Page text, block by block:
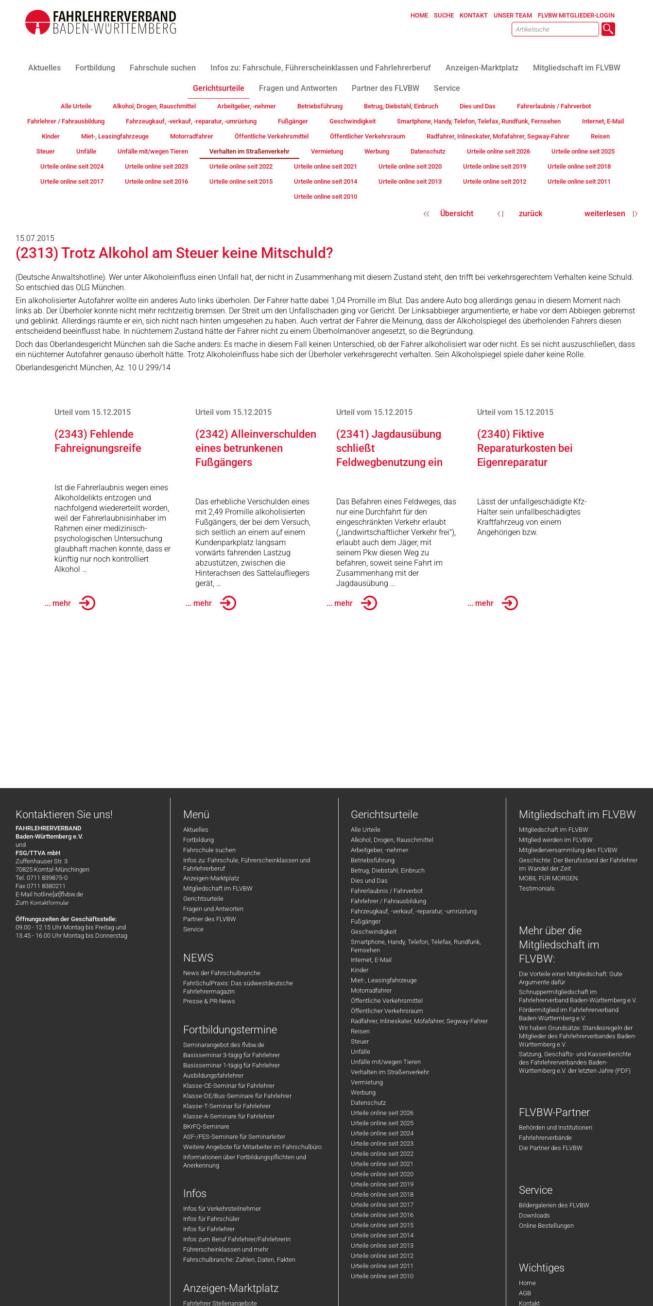
HOME SUCHE KONTAKT UNSER TEAM FLVBW MITGLIEDER-LOGIN
Aktuelles Fortbildung Fahrschule suchen Infos zu: Fahrschule, Führerscheinklassen und Fahrlehrerberuf Anzeigen-Marktplatz Mitgliedschaft im FLVBW
Gerichtsurteile Fragen und Antworten Partner des FLVBW Service
Alle Urteile Alkohol, Drogen, Rauschmittel Arbeitgeber, -nehmer Betriebsführung Betrug, Diebstahl, Einbruch Dies und Das Fahrerlaubnis / Fahrverbot
Fahrlehrer / Fahrausbildung Fahrzeugkauf, -verkauf, -reparatur, -umrüstung Fußgänger Geschwindigkeit Smartphone, Handy, Telefon, Telefax, Rundfunk, Fernsehen Internet, E-Mail
Kinder Miet-, Leasingfahrzeuge Motorradfahrer Öffentliche Verkehrsmittel Öffentlicher Verkehrsraum Radfahrer, Inlineskater, Mofafahrer, Segway-Fahrer Reisen
Steuer Unfälle Unfälle mit/wegen Tieren Verhalten im Straßenverkehr Vermietung Werbung Datenschutz Urteile online seit 2026 Urteile online seit 2025
Urteile online seit 2024 Urteile online seit 2023 Urteile online seit 2022 Urteile online seit 2021 Urteile online seit 2020 Urteile online seit 2019 Urteile online seit 2018
Urteile online seit 2017 Urteile online seit 2016 Urteile online seit 2015 Urteile online seit 2014 Urteile online seit 2013 Urteile online seit 2012 Urteile online seit 2011
Urteile online seit 2010
Übersicht zurück weiterlesen
15.07.2015
(2313) Trotz Alkohol am Steuer keine Mitschuld?
(Deutsche Anwaltshotline). Wer unter Alkoholeinfluss einen Unfall hat, der nicht in Zusammenhang mit diesem Zustand steht, den trifft bei verkehrsgerechtem Verhalten keine Schuld.
So entschied das OLG München.
Ein alkoholisierter Autofahrer wollte ein anderes Auto links überholen. Der Fahrer hatte dabei 1,04 Promille im Blut. Das andere Auto bog allerdings genau in diesem Moment nach
links ab. Der Überholer konnte nicht mehr rechtzeitig bremsen. Der Streit um den Unfallschaden ging vor Gericht. Der Linksabbieger argumentierte, er habe vor dem Abbiegen gebremst
und geblinkt. Allerdings räumte er ein, sich nicht nach hinten umgesehen zu haben. Auch vertrat der Fahrer die Meinung, dass der Alkoholspiegel des überholenden Fahrers diesen
entscheidend beeinflusst habe. In nüchternem Zustand hätte der Fahrer nicht zu einem Überholmanöver angesetzt, so die Begründung.
Doch das Oberlandesgericht München sah die Sache anders: Es mache in diesem Fall keinen Unterschied, ob der Fahrer alkoholisiert war oder nicht. Es sei nicht auszuschließen, dass
ein nüchterner Autofahrer genauso überholt hätte. Trotz Alkoholeinfluss habe sich der Überholer verkehrsgerecht verhalten. Sein Alkoholspiegel spiele daher keine Rolle.
Oberlandesgericht München, Az. 10 U 299/14
Urteil vom 15.12.2015
(2343) Fehlende
Fahreignungsreife
Ist die Fahrerlaubnis wegen eines
Alkoholdelikts entzogen und
nachfolgend wiedererteilt worden,
weil der Fahrerlaubnisinhaber im
Rahmen einer medizinisch-
psychologischen Untersuchung
glaubhaft machen konnte, dass er
künftig nur noch kontrolliert
Alkohol …
... mehr
Urteil vom 15.12.2015
(2342) Alleinverschulden
eines betrunkenen
Fußgängers
Das erhebliche Verschulden eines
mit 2,49 Promille alkoholisierten
Fußgängers, der bei dem Versuch,
sich seitlich an einem auf einem
Kundenparkplatz langsam
vorwärts fahrenden Lastzug
abzustützen, zwischen die
Hinterachsen des Sattelaufliegers
gerät, …
... mehr
Urteil vom 15.12.2015
(2341) Jagdausübung
schließt
Feldwegbenutzung ein
Das Befahren eines Feldweges, das
nur eine Durchfahrt für den
eingeschränkten Verkehr erlaubt
(,,landwirtschaftlicher Verkehr frei"),
erlaubt auch dem Jäger, mit
seinem Pkw diesen Weg zu
befahren, soweit seine Fahrt im
Zusammenhang mit der
Jagdausübung …
... mehr
Urteil vom 15.12.2015
(2340) Fiktive
Reparaturkosten bei
Eigenreparatur
Lässt der unfallgeschädigte Kfz-
Halter sein unfallbeschädigtes
Kraftfahrzeug von einem
Angehörigen bzw.
... mehr
Kontaktieren Sie uns!
FAHRLEHRERVERBAND
Baden-Württemberg e.V.
und
FSG/TTVA mbH
Zuffenhauser Str. 3
70825 Korntal-Münchingen
Tel. 0711 839875-0
Fax 0711 8380211
E-Mail hotline[at]flvbw.de
Zum Kontaktformular
Öffnungszeiten der Geschäftsstelle:
09.00 - 12.15 Uhr Montag bis Freitag und
13.45 - 16.00 Uhr Montag bis Donnerstag
Menü
Aktuelles
Fortbildung
Fahrschule suchen
Infos zu: Fahrschule, Führerscheinklassen und
Fahrlehrerberuf
Anzeigen-Marktplatz
Mitgliedschaft im FLVBW
Gerichtsurteile
Fragen und Antworten
Partner des FLVBW
Service
NEWS
News der Fahrschulbranche
FahrSchulPraxis: Das südwestdeutsche
Fahrlehrermagazin
Presse & PR-News
Fortbildungstermine
Seminarangebot des flvbw.de
Basisseminar 3-tägig für Fahrlehrer
Basisseminar 1-tägig für Fahrlehrer
Ausbildungsfahrlehrer
Klasse-CE-Seminar für Fahrlehrer
Klasse-DE/Bus-Seminare für Fahrlehrer
Klasse-T-Seminar für Fahrlehrer
Klasse-A-Seminare für Fahrlehrer
BKrFQ-Seminare
ASF-/FES-Seminare für Seminarleiter
Weitere Angebote für Mitarbeiter im Fahrschulbüro
Informationen über Fortbildungspflichten und
Anerkennung
Infos
Infos für Verkehrsteilnehmer
Infos für Fahrschüler
Infos für Fahrlehrer
Infos zum Beruf Fahrlehrer/Fahrlehrerin
Führerscheinklassen und mehr
Fahrschulbranche: Zahlen, Daten, Fakten
Anzeigen-Marktplatz
Fahrlehrer Stellenangebote
Gerichtsurteile
Alle Urteile
Alkohol, Drogen, Rauschmittel
Arbeitgeber, -nehmer
Betriebsführung
Betrug, Diebstahl, Einbruch
Dies und Das
Fahrerlaubnis / Fahrverbot
Fahrlehrer / Fahrausbildung
Fahrzeugkauf, -verkauf, -reparatur, -umrüstung
Fußgänger
Geschwindigkeit
Smartphone, Handy, Telefon, Telefax, Rundfunk,
Fernsehen
Internet, E-Mail
Kinder
Miet-, Leasingfahrzeuge
Motorradfahrer
Öffentliche Verkehrsmittel
Öffentlicher Verkehrsraum
Radfahrer, Inlineskater, Mofafahrer, Segway-Fahrer
Reisen
Steuer
Unfälle
Unfälle mit/wegen Tieren
Verhalten im Straßenverkehr
Vermietung
Werbung
Datenschutz
Urteile online seit 2026
Urteile online seit 2025
Urteile online seit 2024
Urteile online seit 2023
Urteile online seit 2022
Urteile online seit 2021
Urteile online seit 2020
Urteile online seit 2019
Urteile online seit 2018
Urteile online seit 2017
Urteile online seit 2016
Urteile online seit 2015
Urteile online seit 2014
Urteile online seit 2013
Urteile online seit 2012
Urteile online seit 2011
Urteile online seit 2010
Mitgliedschaft im FLVBW
Mitgliedschaft im FLVBW
Mitglied werden im FLVBW
Mitgliederversammlung des FLVBW
Geschichte: Der Berufsstand der Fahrlehrer
im Wandel der Zeit
MOBIL FÜR MORGEN
Testimonials
Mehr über die
Mitgliedschaft im
FLVBW:
Die Vorteile einer Mitgliedschaft: Gute
Argumente dafür
Schnuppermitgliedschaft im
Fahrlehrerverband Baden-Württemberg e.V.
Fördermitglied im Fahrlehrerverband
Baden-Württemberg e.V.
Wir haben Grundsätze: Standesregeln der
Mitglieder des Fahrlehrerverbandes Baden-
Württemberg e.V.
Satzung, Geschäfts- und Kassenberichte
des Fahrlehrerverbandes Baden-
Württemberg e.V. der letzten Jahre (PDF)
FLVBW-Partner
Behörden und Institutionen
Fahrlehrerverbände
Die Partner des FLVBW
Service
Bildergalerien des FLVBW
Downloads
Online Bestellungen
Wichtiges
Home
AGB
Kontakt